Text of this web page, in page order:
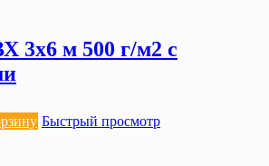
3х6 м 500 г/м2 с
Быстрый просмотр